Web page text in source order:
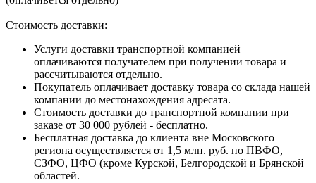
Стоимость доставки:
Услуги доставки транспортной компанией
оплачиваются получателем при получении товара и
рассчитываются отдельно.
Покупатель оплачивает доставку товара со склада нашей
компании до местонахождения адресата.
Стоимость доставки до транспортной компании при
заказе от 30 000 рублей - бесплатно.
Бесплатная доставка до клиента вне Московского
региона осуществляется от 1,5 млн. руб. по ПВФО,
СЗФО, ЦФО (кроме Курской, Белгородской и Брянской
областей.